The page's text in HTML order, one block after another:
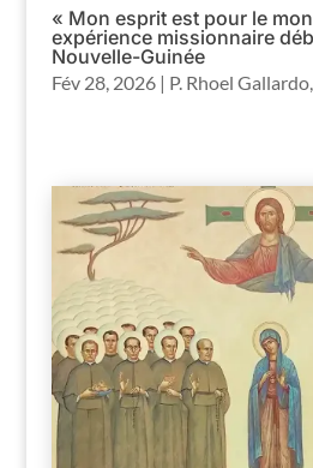
« Mon esprit est pour le
expérience missionnaire
Nouvelle-Guinée
Fév 28, 2026| P. Rhoel Gallardo,